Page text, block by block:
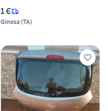
1 €
Ginosa (TA)